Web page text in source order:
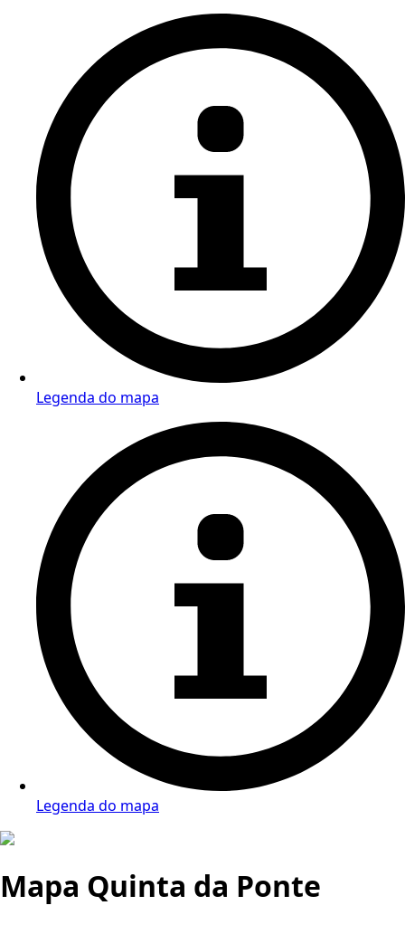
Legenda do mapa
Legenda do mapa
Mapa Quinta da Ponte